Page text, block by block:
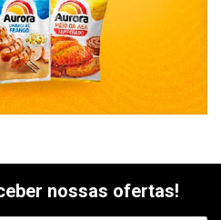
nossas ofertas!